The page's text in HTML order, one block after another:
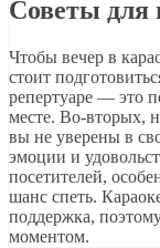
Советы для
Чтобы вечер в
стоит
репертуаре — это
месте. Во-вторых,
вы не уверены в
эмоции и
посетителей,
шанс спеть.
поддержка,
моментом.